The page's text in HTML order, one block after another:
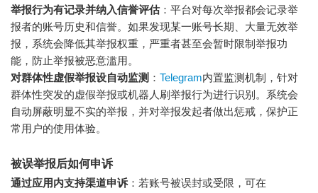
举报行为有记录并纳入信誉评估：平台对每次举报都会记录举
报者的账号历史和信誉。如果发现某一账号长期、大量无效举
报，系统会降低其举报权重，严重者甚至会暂时限制举报功
能，防止举报被恶意滥用。
对群体性虚假举报设自动监测 ： Telegram内置监测机制，针对
群体性突发的虚假举报或机器人刷举报行为进行识别。系统会
自动屏蔽明显不实的举报，并对举报发起者做出惩戒，保护正
常用户的使用体验。
被误举报后如何申诉
通过应用内支持渠道申诉：若账号被误封或受限，可在